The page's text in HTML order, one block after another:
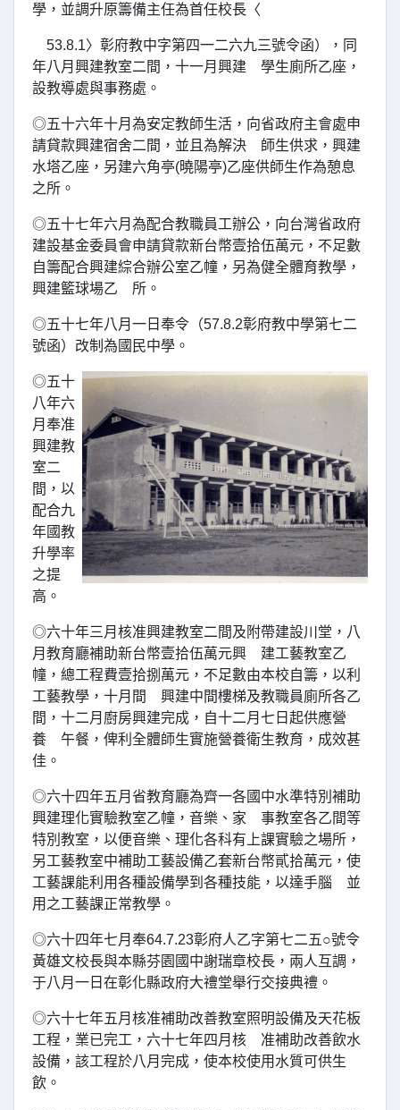
學，並調升原籌備主任為首任校長〈
53.8.1〉彰府教中字第四一二六九三號令函），同
年八月興建教室二間，十一月興建 學生廁所乙座，
設教導處與事務處。
◎五十六年十月為安定教師生活，向省政府主會處申
請貸款興建宿舍二間，並且為解決 師生供求，興建
水塔乙座，另建六角亭(曉陽亭)乙座供師生作為憩息
之所。
◎五十七年六月為配合教職員工辦公，向台灣省政府
建設基金委員會申請貸款新台幣壹拾伍萬元，不足數
自籌配合興建綜合辦公室乙幢，另為健全體育教學，
興建籃球場乙 所。
◎五十七年八月一日奉令（57.8.2彰府教中學第七二
號函）改制為國民中學。
◎五十
八年六
月奉准
興建教
室二
間，以
配合九
年國教
升學率
之提
高。
◎六十年三月核准興建教室二間及附帶建設川堂，八
月教育廳補助新台幣壹拾伍萬元興 建工藝教室乙
幢，總工程費壹拾捌萬元，不足數由本校自籌，以利
工藝教學，十月間 興建中間樓梯及教職員廁所各乙
間，十二月廚房興建完成，自十二月七日起供應營
養 午餐，俾利全體師生實施營養衛生教育，成效甚
佳。
◎六十四年五月省教育廳為齊一各國中水準特別補助
興建理化實驗教室乙幢，音樂、家 事教室各乙間等
特別教室，以便音樂、理化各科有上課實驗之場所，
另工藝教室中補助工藝設備乙套新台幣貳拾萬元，使
工藝課能利用各種設備學到各種技能，以達手腦 並
用之工藝課正常教學。
◎六十四年七月奉64.7.23彰府人乙字第七二五○號令
黃雄文校長與本縣芬園國中謝瑞章校長，兩人互調，
于八月一日在彰化縣政府大禮堂舉行交接典禮。
◎六十七年五月核准補助改善教室照明設備及天花板
工程，業已完工，六十七年四月核 准補助改善飲水
設備，該工程於八月完成，使本校使用水質可供生
飲。